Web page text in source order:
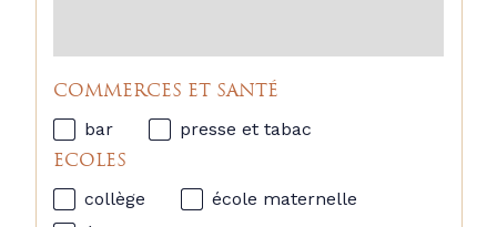
Charges annuelles : 3980.00 euros.
COMMERCES ET SANTÉ
bar presse et tabac
ECOLES
collège
école maternelle